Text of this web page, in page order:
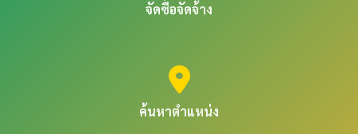
จัดซื้อจัดจ้าง
ค้นหาตำแหน่ง